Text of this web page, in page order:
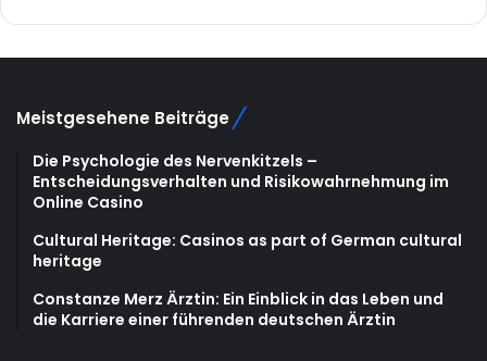
Meistgesehene Beiträge
Die Psychologie des Nervenkitzels –
Entscheidungsverhalten und Risikowahrnehmung im
Online Casino
Cultural Heritage: Casinos as part of German cultural
heritage
Constanze Merz Ärztin: Ein Einblick in das Leben und
die Karriere einer führenden deutschen Ärztin